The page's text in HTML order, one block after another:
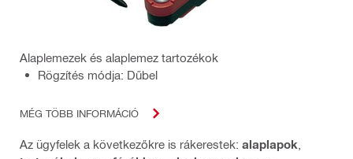
Alaplemezek és alaplemez tartozékok
Rögzítés módja: Dűbel
MÉG TÖBB INFORMÁCIÓ
Az ügyfelek a következőkre is rákerestek: alaplapok